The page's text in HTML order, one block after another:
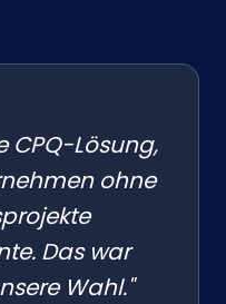
CPQ-Lösung,
ohne
Das war
Wahl."